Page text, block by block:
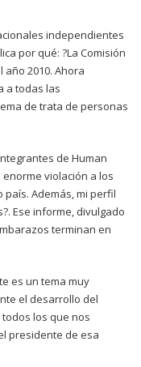
independientes
por qué: ?La Comisión
2010. Ahora
a todas las
de trata de personas
de Human
violación a los
Además, mi perfil
Ese informe, divulgado
terminan en
es un tema muy
el desarrollo del
los que nos
presidente de esa